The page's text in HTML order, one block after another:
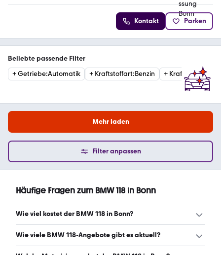
Kontakt Parken
Beliebte passende Filter
+Getriebe:Automatik + Kraftstoffart:Benzin + Kraftstoffart
Mehr laden
Filter anpassen
Häufige Fragen zum BMW 118 in Bonn
Wie viel kostet der BMW 118 in Bonn?
Ein guter Preis für einen BMW 118 in Bonn liegt zwischen
€ monatlich. (Stand: 6.8.2026)
Wie viele BMW 118-Angebote gibt es aktuell?